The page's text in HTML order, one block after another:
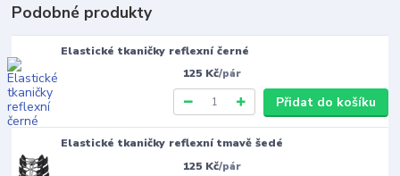
Podobné produkty
Elastické tkaničky reflexní černé
125 Kč/pár
Přidat do košíku
Elastické tkaničky reflexní tmavě šedé
125 Kč/pár